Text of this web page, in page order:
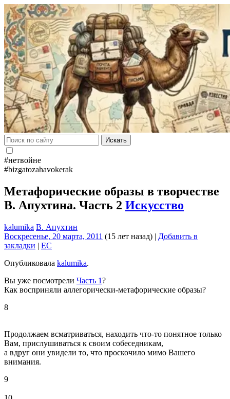
Искать
#нетвойне
#bizgatozahavokerak
Метафорические образы в творчестве
В. Апухтина. Часть 2 Искусство
kalumika В. Апухтин
Воскресенье, 20 марта, 2011 (15 лет назад) | Добавить в
закладки | EC
Опубликовала kalumika.
Вы уже посмотрели Часть 1?
Как восприняли аллегорически-метафорические образы?
8
Продолжаем всматриваться, находить что-то понятное только
Вам, прислушиваться к своим собеседникам,
а вдруг они увидели то, что проскочило мимо Вашего
внимания.
9